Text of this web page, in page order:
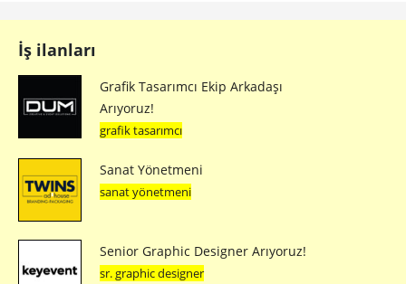
İş ilanları
Grafik Tasarımcı Ekip Arkadaşı
Arıyoruz!
grafik tasarımcı
Sanat Yönetmeni
sanat yönetmeni
Senior Graphic Designer Arıyoruz!
sr. graphic designer